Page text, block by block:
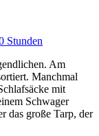
Stunden
Am
Manchmal
mit
Schwager
das große Tarp, der